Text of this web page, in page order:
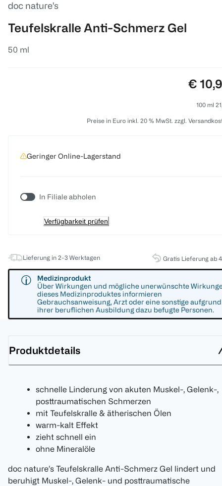
doc nature's
Teufelskralle Anti-Schmerz Gel
50 ml
Preis:
€
100 ml
Preise in Euro inkl. 20 % MwSt. zzgl.
Geringer Online-Lagerstand
In Filiale abholen
Verfügbarkeit prüfen
Lieferung in 2-3 Werktagen Gratis Lieferung ab
Medizinprodukt
Über Wirkungen und mögliche unerwünschte
dieses Medizinproduktes informieren
Gebrauchsanweisung, Arzt oder eine sonstige aufgrund
ihrer beruflichen Ausbildung dazu befugte Personen.
Produktdetails
schnelle Linderung von akuten Muskel-, Gelenk-,
posttraumatischen Schmerzen
mit Teufelskralle & ätherischen Ölen
warm-kalt Effekt
zieht schnell ein
ohne Mineralöle
doc nature’s Teufelskralle Anti-Schmerz Gel lindert und
beruhigt Muskel-, Gelenk- und posttraumatische